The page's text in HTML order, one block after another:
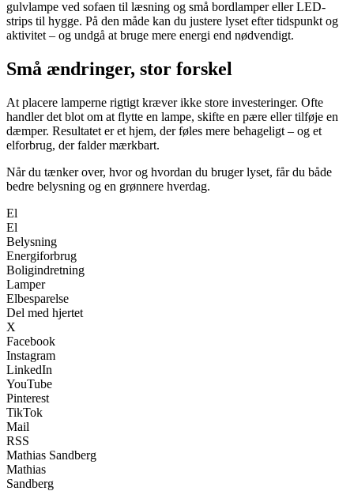
gulvlampe ved sofaen til læsning og små bordlamper eller LED-
strips til hygge. På den måde kan du justere lyset efter tidspunkt og
aktivitet – og undgå at bruge mere energi end nødvendigt.
Små ændringer, stor forskel
At placere lamperne rigtigt kræver ikke store investeringer. Ofte
handler det blot om at flytte en lampe, skifte en pære eller tilføje en
dæmper. Resultatet er et hjem, der føles mere behageligt – og et
elforbrug, der falder mærkbart.
Når du tænker over, hvor og hvordan du bruger lyset, får du både
bedre belysning og en grønnere hverdag.
El
El
Belysning
Energiforbrug
Boligindretning
Lamper
Elbesparelse
Del med hjertet
X
Facebook
Instagram
LinkedIn
YouTube
Pinterest
TikTok
Mail
RSS
Mathias Sandberg
Mathias
Sandberg